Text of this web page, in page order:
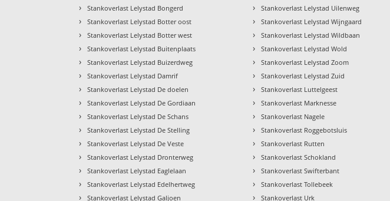
› Stankoverlast Lelystad Bongerd
› Stankoverlast Lelystad Botter oost
› Stankoverlast Lelystad Botter west
› Stankoverlast Lelystad Buitenplaats
› Stankoverlast Lelystad Buizerdweg
› Stankoverlast Lelystad Damrif
› Stankoverlast Lelystad De doelen
› Stankoverlast Lelystad De Gordiaan
› Stankoverlast Lelystad De Schans
› Stankoverlast Lelystad De Stelling
› Stankoverlast Lelystad De Veste
› Stankoverlast Lelystad Dronterweg
› Stankoverlast Lelystad Eaglelaan
› Stankoverlast Lelystad Edelhertweg
› Stankoverlast Lelystad Galjoen
› Stankoverlast Lelystad Uilenweg
› Stankoverlast Lelystad Wijngaard
› Stankoverlast Lelystad Wildbaan
› Stankoverlast Lelystad Wold
› Stankoverlast Lelystad Zoom
› Stankoverlast Lelystad Zuid
› Stankoverlast Luttelgeest
› Stankoverlast Marknesse
› Stankoverlast Nagele
› Stankoverlast Roggebotsluis
› Stankoverlast Rutten
› Stankoverlast Schokland
› Stankoverlast Swifterbant
› Stankoverlast Tollebeek
› Stankoverlast Urk